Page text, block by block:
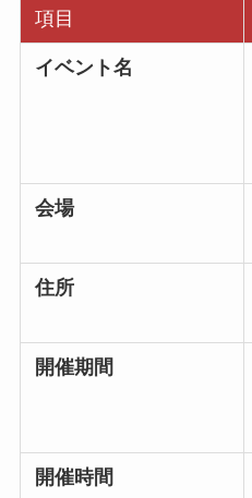
項目
イベント名
会場
住所
開催期間
開催時間